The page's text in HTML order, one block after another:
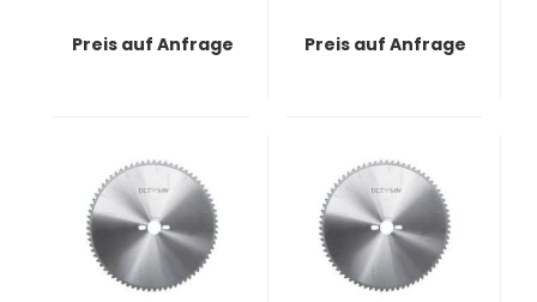
Vorritzaggregat
Preis auf Anfrage
Vorritzaggregat
Preis auf Anfrage